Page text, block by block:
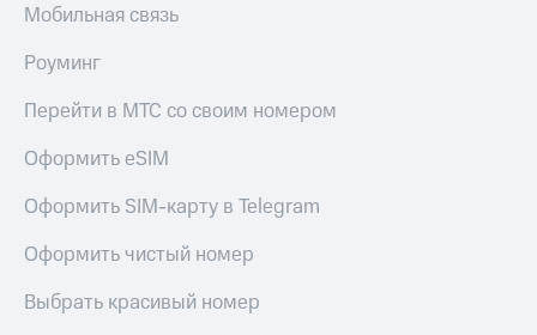
Мобильная связь
Роуминг
Перейти в МТС со своим номером
Оформить eSIM
Оформить SIM-карту в Telegram
Оформить чистый номер
Выбрать красивый номер